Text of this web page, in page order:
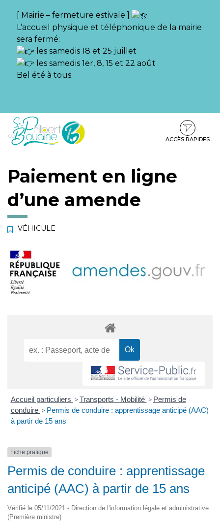
[ Mairie – fermeture estivale ]
L’accueil physique et téléphonique de la mairie
sera fermé:
les samedis 18 et 25 juillet
les samedis 1er, 8, 15 et 22 août
Bel été à tous.
Aller
Aller
contenu
Aller
pied
ACCÈS RAPIDES
Paiement en ligne
d’une amende
VÉHICULE
Accueil particuliers > Transports - Mobilité > Permis de
conduire > Permis de conduire : apprentissage anticipé (AAC)
à partir de 15 ans
Fiche pratique
Permis de conduire : apprentissage
anticipé (AAC) à partir de 15 ans
Vérifié le 05/11/2021 - Direction de l'information légale et administrative
(Première ministre)